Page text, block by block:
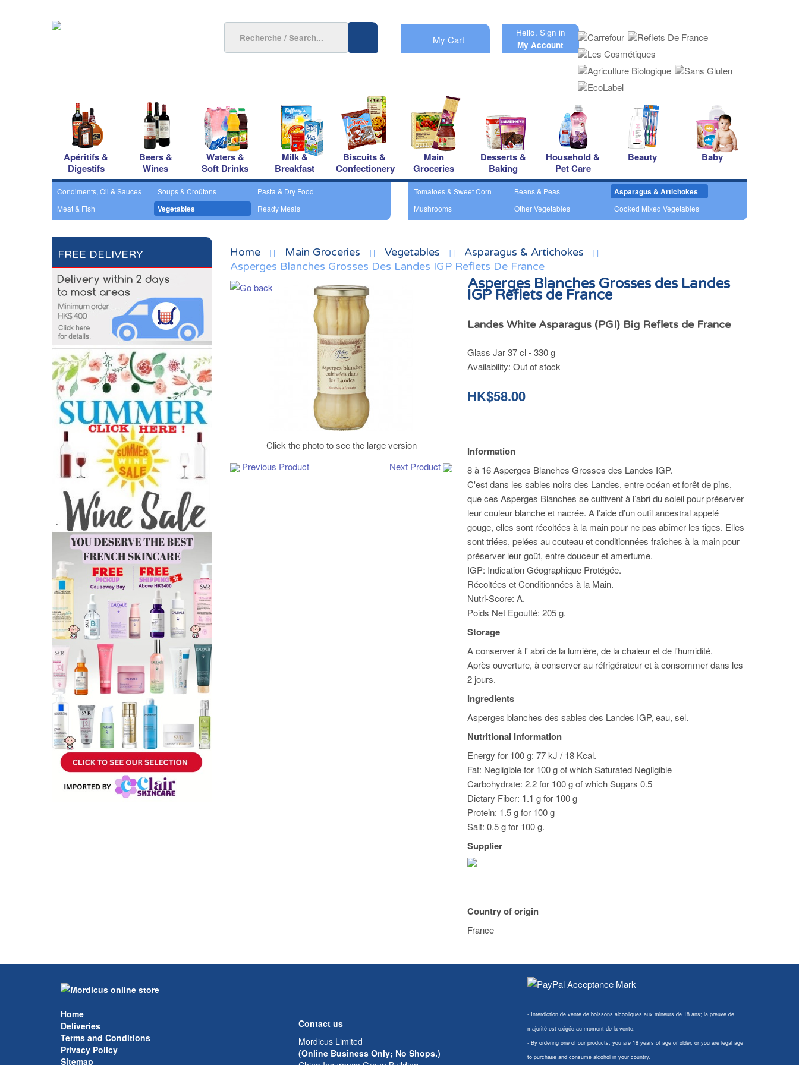
My Cart
Hello. Sign in
My Account
Apéritifs &
Digestifs
Beers &
Wines
Waters &
Soft Drinks
Milk &
Breakfast
Biscuits &
Confectionery
Main
Groceries
Desserts &
Baking
Household &
Pet Care
Beauty Baby
Condiments, Oil & Sauces Soups & Croûtons
Pasta & Dry Food
Meat & Fish
Vegetables Ready Meals
Tomatoes & Sweet Corn Beans & Peas Asparagus & Artichokes
Mushrooms Other Vegetables Cooked Mixed Vegetables
FREE DELIVERY Home Main Groceries Vegetables
Asparagus & Artichokes
Asperges Blanches Grosses Des Landes IGP Reflets De France
Click the photo to see the large version
Previous Product
Next Product
Asperges Blanches Grosses des Landes
IGP Reflets de France
Landes White Asparagus (PGI) Big Reflets de France
Glass Jar 37 cl - 330 g
Availability:Out of stock
HK$58.00
Information
8 à 16 Asperges Blanches Grosses des Landes IGP.
C'est dans les sables noirs des Landes, entre océan et forêt de pins,
que ces Asperges Blanches se cultivent à l’abri du soleil pour préserver
leur couleur blanche et nacrée. A l’aide d’un outil ancestral appelé
gouge, elles sont récoltées à la main pour ne pas abîmer les tiges. Elles
sont triées, pelées au couteau et conditionnées fraîches à la main pour
préserver leur goût, entre douceur et amertume.
IGP: Indication Géographique Protégée.
Récoltées et Conditionnées à la Main.
Nutri-Score: A.
Poids Net Egoutté: 205 g.
Storage
A conserver à l' abri de la lumière, de la chaleur et de l'humidité.
Après ouverture, à conserver au réfrigérateur et à consommer dans les
2 jours.
Ingredients
Asperges blanches des sables des Landes IGP, eau, sel.
Nutritional Information
Energy for 100 g: 77 kJ / 18 Kcal.
Fat: Negligible for 100 g of which Saturated Negligible
Carbohydrate: 2.2 for 100 g of which Sugars 0.5
Dietary Fiber: 1.1 g for 100 g
Protein: 1.5 g for 100 g
Salt: 0.5 g for 100 g.
Supplier
Country of origin
France
Home
Deliveries
Terms and Conditions
Privacy Policy
Sitemap
Contact us
Mordicus Limited
(Online Business Only; No Shops.)
- Interdiction de vente de boissons alcooliques aux mineurs de 18 ans; la preuve de
majorité est exigée au moment de la vente.
- By ordering one of our products, you are 18 years of age or older, or you are legal age
to purchase and consume alcohol in your country.